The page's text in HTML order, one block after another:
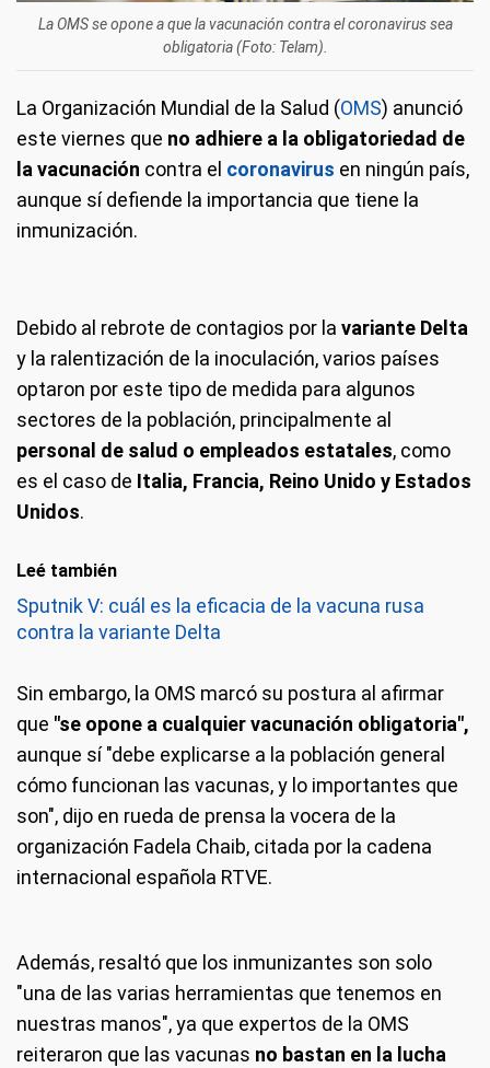
La OMS se opone a que la vacunación contra el coronavirus sea
obligatoria (Foto: Telam).
La Organización Mundial de la Salud (OMS) anunció
este viernes que no adhiere a la obligatoriedad de
la vacunación contra el coronavirus en ningún país,
aunque sí defiende la importancia que tiene la
inmunización.
Debido al rebrote de contagios por la variante Delta
y la ralentización de la inoculación, varios países
optaron por este tipo de medida para algunos
sectores de la población, principalmente al
personal de salud o empleados estatales, como
es el caso de Italia, Francia, Reino Unido y Estados
Unidos.
Leé también
Sputnik V: cuál es la eficacia de la vacuna rusa
contra la variante Delta
Sin embargo, la OMS marcó su postura al afirmar
que "se opone a cualquier vacunación obligatoria",
aunque sí "debe explicarse a la población general
cómo funcionan las vacunas, y lo importantes que
son", dijo en rueda de prensa la vocera de la
organización Fadela Chaib, citada por la cadena
internacional española RTVE.
Además, resaltó que los inmunizantes son solo
"una de las varias herramientas que tenemos en
nuestras manos", ya que expertos de la OMS
reiteraron que las vacunas no bastan en la lucha